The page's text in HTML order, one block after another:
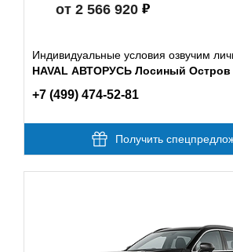
от 2 566 920
Индивидуальные условия озвучим
HAVAL АВТОРУСЬ Лосиный Остров
+7 (499) 474-52-81
Получить